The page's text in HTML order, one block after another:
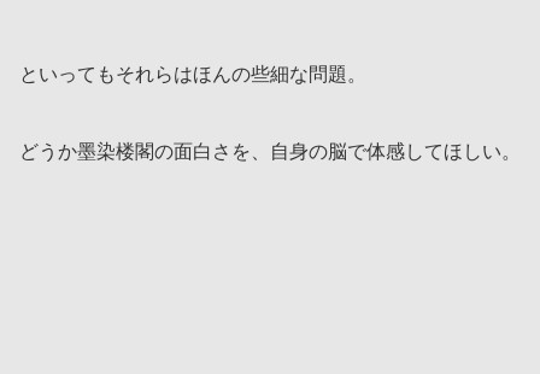
といってもそれらはほんの些細な問題。
どうか墨染楼閣の面白さを、自身の脳で体感してほしい。